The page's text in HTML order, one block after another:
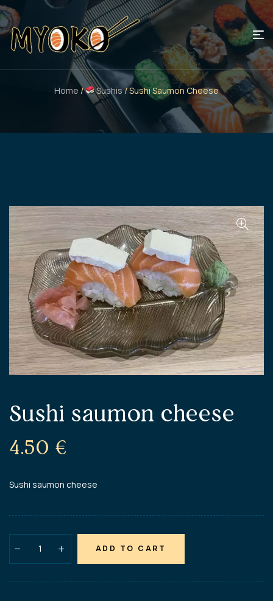
Home / Sushis/ Sushi Saumon Cheese
Sushi saumon cheese
4.50 €
Sushi saumon cheese
ADD TO CART